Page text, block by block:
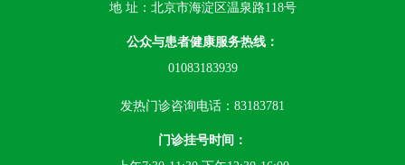
地 址：北京市海淀区温泉路118号
公众与患者健康服务热线：
01083183939
发热门诊咨询电话：83183781
门诊挂号时间：